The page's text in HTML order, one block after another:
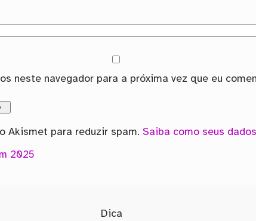
neste navegador para a próxima vez que eu
Akismet para reduzir spam. Saiba como seus
2025
Dica